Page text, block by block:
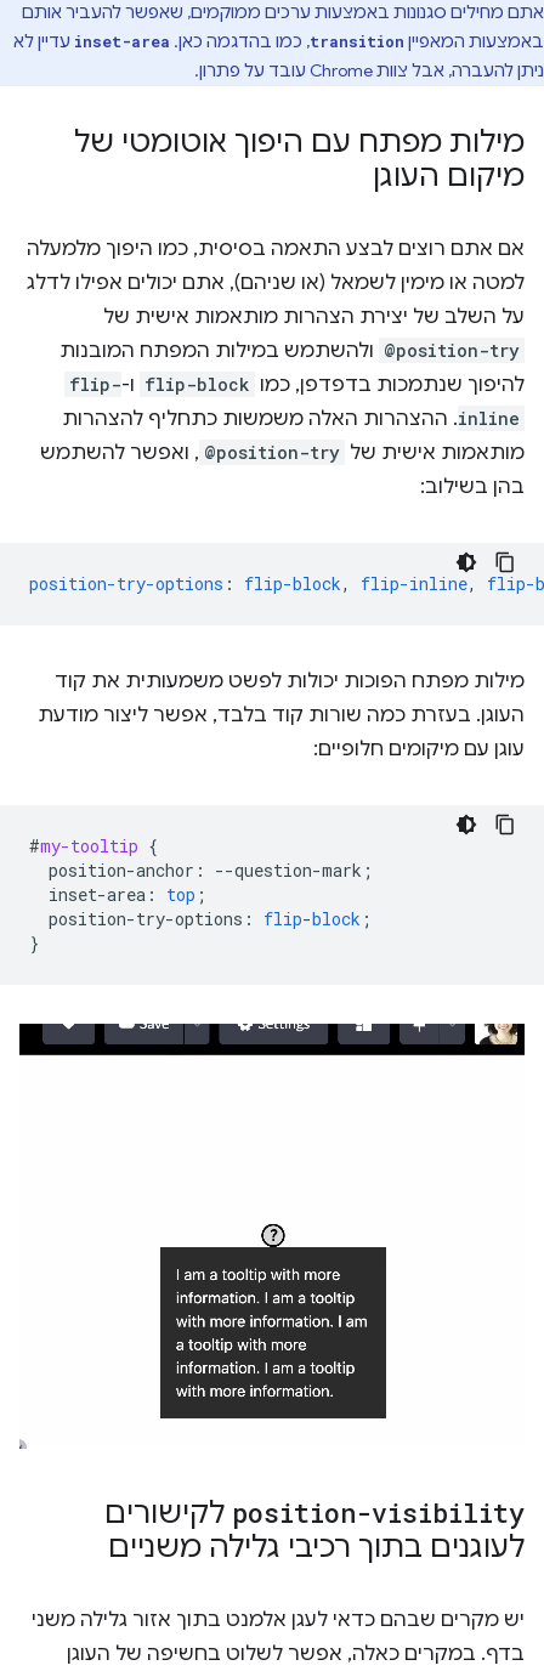
אתם מחילים סגנונות באמצעות ערכים ממוקמים, שאפשר להעביר אותם
באמצעות המאפיין transition, כמו בהדגמה כאן. inset-area עדיין לא
ניתן להעברה, אבל צוות Chrome עובד על פתרון.
מילות מפתח עם היפוך אוטומטי של
מיקום העוגן
אם אתם רוצים לבצע התאמה בסיסית, כמו היפוך מלמעלה
למטה או מימין לשמאל (או שניהם), אתם יכולים אפילו לדלג
על השלב של יצירת הצהרות מותאמות אישית של
@position-try ולהשתמש במילות המפתח המובנות
להיפוך שנתמכות בדפדפן, כמו flip-block ו-flip-
inline. ההצהרות האלה משמשות כתחליף להצהרות
מותאמות אישית של @position-try , ואפשר להשתמש
בהן בשילוב:
position-try-options : flip-block, flip-inline, flip-
מילות מפתח הפוכות יכולות לפשט משמעותית את קוד
העוגן. בעזרת כמה שורות קוד בלבד, אפשר ליצור מודעת
עוגן עם מיקומים חלופיים:
#my-tooltip {
position-anchor : --question-mark ;
inset-area : top ;
position-try-options : flip-block ;
}
position-visibility לקישורים
לעוגנים בתוך רכיבי גלילה משניים
יש מקרים שבהם כדאי לעגן אלמנט בתוך אזור גלילה משני
בדף. במקרים כאלה, אפשר לשלוט בחשיפה של העוגן